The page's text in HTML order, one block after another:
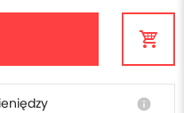
info